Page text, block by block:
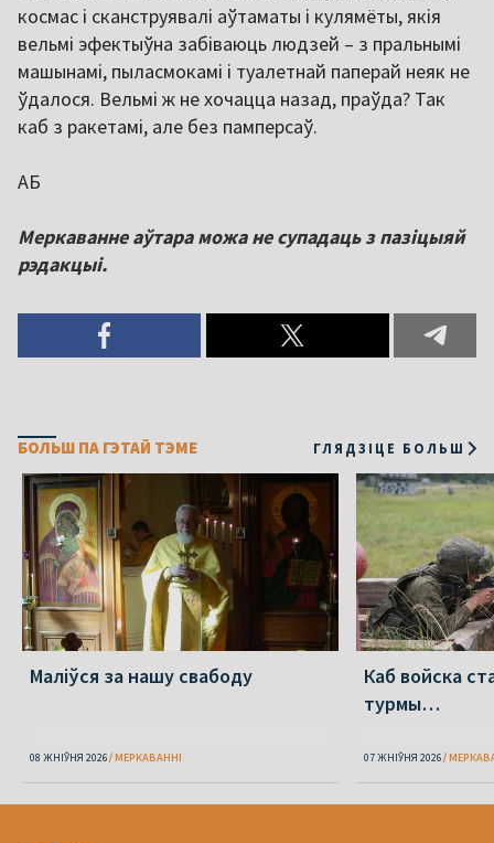
космас і сканструявалі аўтаматы і кулямёты, якія
вельмі эфектыўна забіваюць людзей – з пральнымі
машынамі, пыласмокамі і туалетнай паперай неяк не
ўдалося. Вельмі ж не хочацца назад, праўда? Так
каб з ракетамі, але без памперсаў.
АБ
Меркаванне аўтара можа не супадаць з пазіцыяй
рэдакцыі.
БОЛЬШ ПА ГЭТАЙ ТЭМЕ ГЛЯДЗІЦЕ БОЛЬШ
Маліўся за нашу свабоду
08 ЖНІЎНЯ 2026 МЕРКАВАННI
Каб войска
турмы…
07 ЖНІЎНЯ 2026